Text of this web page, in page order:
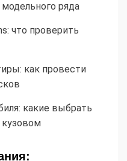
модельного ряда
что проверить
как провести
какие выбрать
кузовом